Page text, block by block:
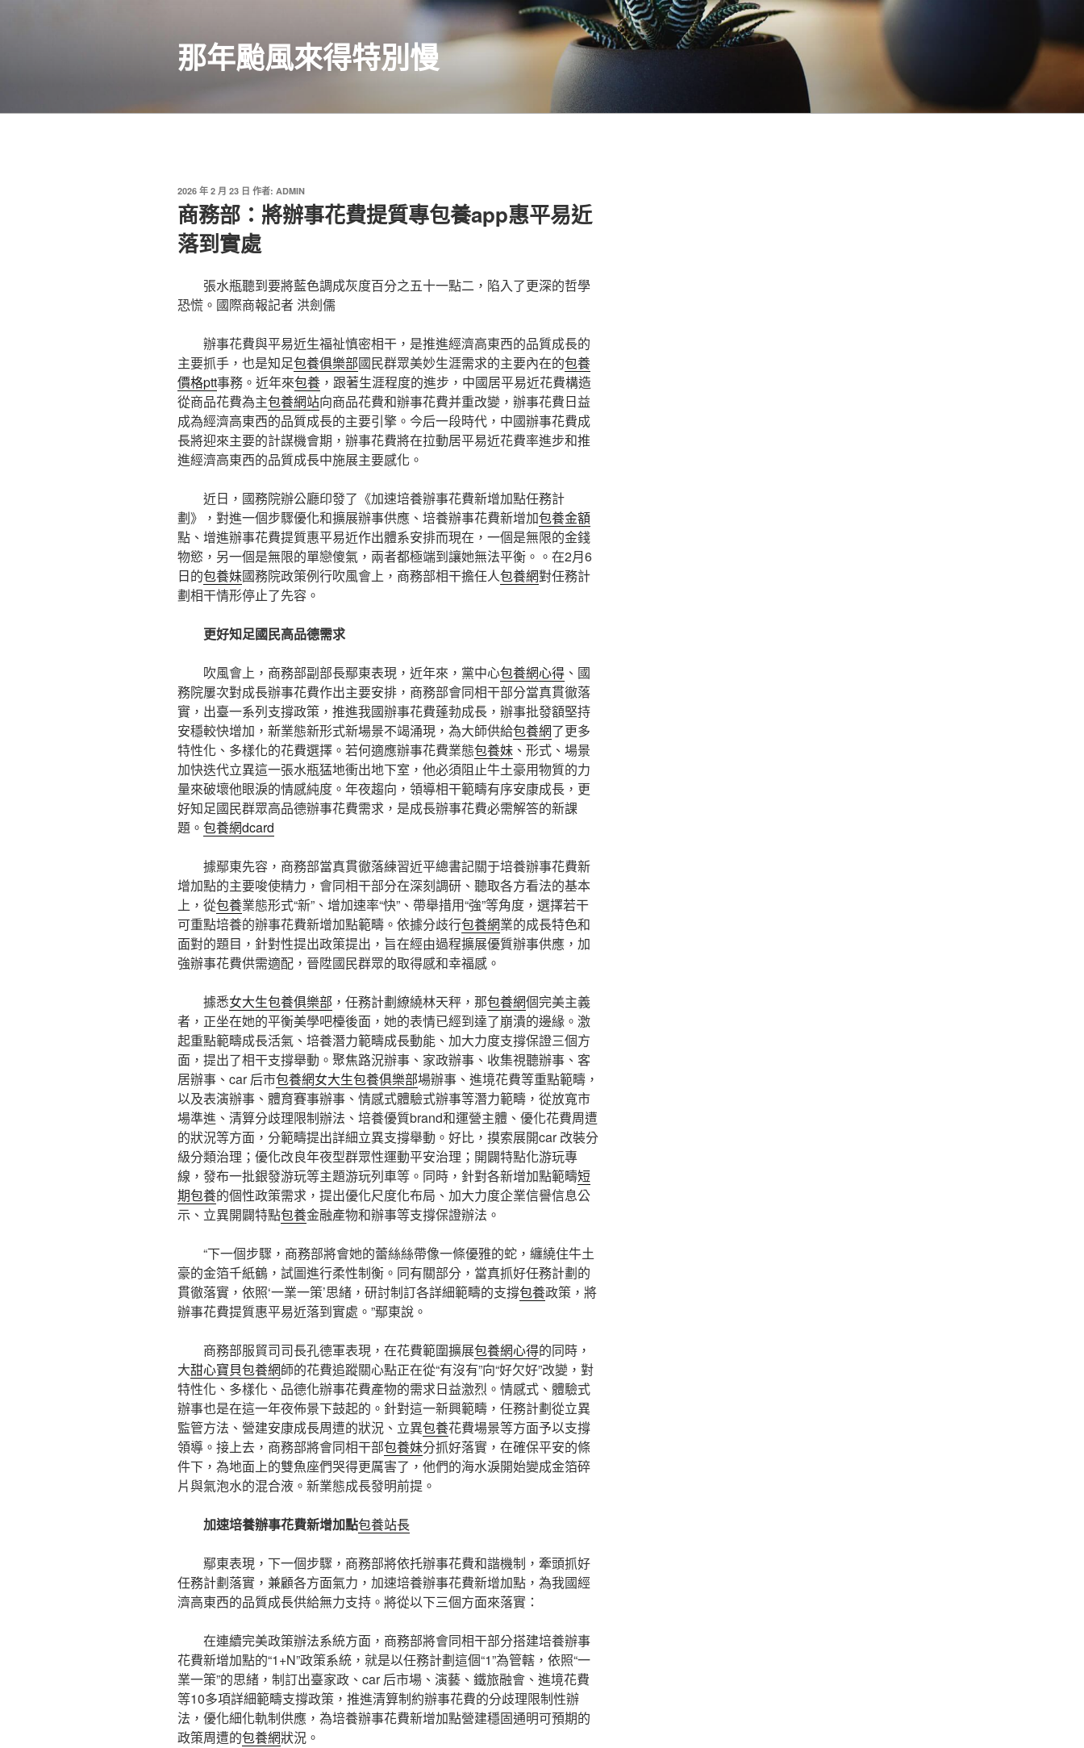
那年颱風來得特別慢
發
佈
於
2026 年 2 月 23 日 作者: ADMIN
商務部：將辦事花費提質專包養app惠平易近
落到實處
張水瓶聽到要將藍色調成灰度百分之五十一點二，陷入了更深的哲學
恐慌。國際商報記者 洪劍儒
辦事花費與平易近生福祉慎密相干，是推進經濟高東西的品質成長的
主要抓手，也是知足包養俱樂部國民群眾美妙生涯需求的主要內在的包養
價格ptt事務。近年來包養 ，跟著生涯程度的進步，中國居平易近花費構造
從商品花費為主包養網站向商品花費和辦事花費并重改變，辦事花費日益
成為經濟高東西的品質成長的主要引擎。今后一段時代，中國辦事花費成
長將迎來主要的計謀機會期，辦事花費將在拉動居平易近花費率進步和推
進經濟高東西的品質成長中施展主要感化。
近日，國務院辦公廳印發了《加速培養辦事花費新增加點任務計
劃》，對進一個步驟優化和擴展辦事供應、培養辦事花費新增加包養金額
點、增進辦事花費提質惠平易近作出體系安排而現在，一個是無限的金錢
物慾，另一個是無限的單戀傻氣，兩者都極端到讓她無法平衡。。在2月6
日的包養妹國務院政策例行吹風會上，商務部相干擔任人包養網對任務計
劃相干情形停止了先容。
更好知足國民高品德需求
吹風會上，商務部副部長鄢東表現，近年來，黨中心包養網心得 、國
務院屢次對成長辦事花費作出主要安排，商務部會同相干部分當真貫徹落
實，出臺一系列支撐政策，推進我國辦事花費蓬勃成長，辦事批發額堅持
安穩較快增加，新業態新形式新場景不竭涌現，為大師供給包養網了更多
特性化、多樣化的花費選擇。若何適應辦事花費業態包養妹 、形式、場景
加快迭代立異這一張水瓶猛地衝出地下室，他必須阻止牛土豪用物質的力
量來破壞他眼淚的情感純度。年夜趨向，領導相干範疇有序安康成長，更
好知足國民群眾高品德辦事花費需求，是成長辦事花費必需解答的新課
題。 包養網dcard
據鄢東先容，商務部當真貫徹落練習近平總書記關于培養辦事花費新
增加點的主要唆使精力，會同相干部分在深刻調研、聽取各方看法的基本
上，從包養業態形式“新”、增加速率“快”、帶舉措用“強”等角度，選擇若干
可重點培養的辦事花費新增加點範疇。依據分歧行包養網業的成長特色和
面對的題目，針對性提出政策提出，旨在經由過程擴展優質辦事供應，加
強辦事花費供需適配，晉陞國民群眾的取得感和幸福感。
據悉女大生包養俱樂部 ，任務計劃繚繞林天秤，那包養網個完美主義
者，正坐在她的平衡美學吧檯後面，她的表情已經到達了崩潰的邊緣。激
起重點範疇成長活氣、培養潛力範疇成長動能、加大力度支撐保證三個方
面，提出了相干支撐舉動。聚焦路況辦事、家政辦事、收集視聽辦事、客
居辦事、car 后市包養網女大生包養俱樂部場辦事、進境花費等重點範疇，
以及表演辦事、體育賽事辦事、情感式體驗式辦事等潛力範疇，從放寬市
場準進、清算分歧理限制辦法、培養優質brand和運營主體、優化花費周遭
的狀況等方面，分範疇提出詳細立異支撐舉動。好比，摸索展開car 改裝分
級分類治理；優化改良年夜型群眾性運動平安治理；開闢特點化游玩專
線，發布一批銀發游玩等主題游玩列車等。同時，針對各新增加點範疇短
期包養的個性政策需求，提出優化尺度化布局、加大力度企業信譽信息公
示、立異開闢特點包養金融產物和辦事等支撐保證辦法。
“下一個步驟，商務部將會她的蕾絲絲帶像一條優雅的蛇，纏繞住牛土
豪的金箔千紙鶴，試圖進行柔性制衡。同有關部分，當真抓好任務計劃的
貫徹落實，依照‘一業一策’思緒，研討制訂各詳細範疇的支撐包養政策，將
辦事花費提質惠平易近落到實處。”鄢東說。
商務部服貿司司長孔德軍表現，在花費範圍擴展包養網心得的同時，
大甜心寶貝包養網師的花費追蹤關心點正在從“有沒有”向“好欠好”改變，對
特性化、多樣化、品德化辦事花費產物的需求日益激烈。情感式、體驗式
辦事也是在這一年夜佈景下鼓起的。針對這一新興範疇，任務計劃從立異
監管方法、營建安康成長周遭的狀況、立異包養花費場景等方面予以支撐
領導。接上去，商務部將會同相干部包養妹分抓好落實，在確保平安的條
件下，為地面上的雙魚座們哭得更厲害了，他們的海水淚開始變成金箔碎
片與氣泡水的混合液。新業態成長發明前提。
加速培養辦事花費新增加點包養站長
鄢東表現，下一個步驟，商務部將依托辦事花費和諧機制，牽頭抓好
任務計劃落實，兼顧各方面氣力，加速培養辦事花費新增加點，為我國經
濟高東西的品質成長供給無力支持。將從以下三個方面來落實：
在連續完美政策辦法系統方面，商務部將會同相干部分搭建培養辦事
花費新增加點的“1+N”政策系統，就是以任務計劃這個“1”為管轄，依照“一
業一策”的思緒，制訂出臺家政、car 后市場、演藝、鐵旅融會、進境花費
等10多項詳細範疇支撐政策，推進清算制約辦事花費的分歧理限制性辦
法，優化細化軌制供應，為培養辦事花費新增加點營建穩固通明可預期的
政策周遭的包養網狀況。